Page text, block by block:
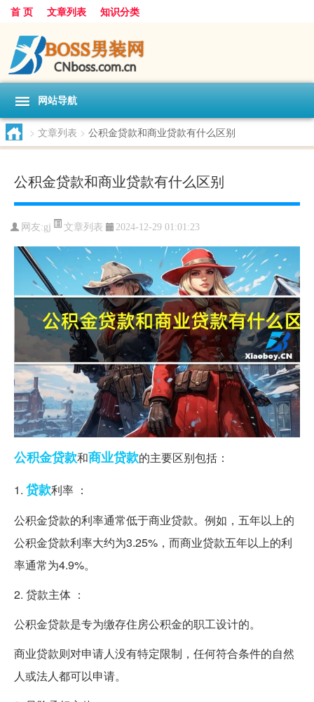
首 页 文章列表 知识分类
网站导航
> 文章列表 > 公积金贷款和商业贷款有什么区别
公积金贷款和商业贷款有什么区别
网友:gj 文章列表 2024-12-29 01:01:23
公积金贷款和商业贷款的主要区别包括：
1. 贷款利率 ：
公积金贷款的利率通常低于商业贷款。例如，五年以上的
公积金贷款利率大约为3.25%，而商业贷款五年以上的利
率通常为4.9%。
2. 贷款主体 ：
公积金贷款是专为缴存住房公积金的职工设计的。
商业贷款则对申请人没有特定限制，任何符合条件的自然
人或法人都可以申请。